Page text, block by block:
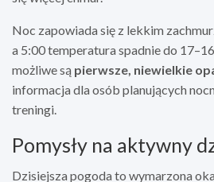
Noc zapowiada się z lekkim
a 5:00 temperatura spadnie do
możliwe są pierwsze, niewielkie
informacja dla osób planujących
treningi.
Pomysły na aktywny
Dzisiejsza pogoda to wymarzona